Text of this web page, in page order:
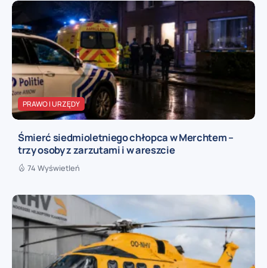
PRAWO I URZĘDY
Śmierć siedmioletniego chłopca w Merchtem –
trzy osoby z zarzutami i w areszcie
74 Wyświetleń